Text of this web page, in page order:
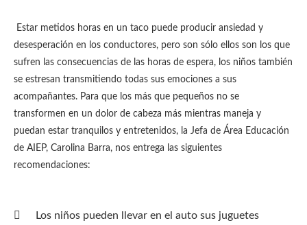
Estar metidos horas en un taco puede producir ansiedad y
desesperación en los conductores, pero son sólo ellos son los que
sufren las consecuencias de las horas de espera, los niños también
se estresan transmitiendo todas sus emociones a sus
acompañantes. Para que los más que pequeños no se
transformen en un dolor de cabeza más mientras maneja y
puedan estar tranquilos y entretenidos, la Jefa de Área Educación
de AIEP, Carolina Barra, nos entrega las siguientes
recomendaciones:
Los niños pueden llevar en el auto sus juguetes